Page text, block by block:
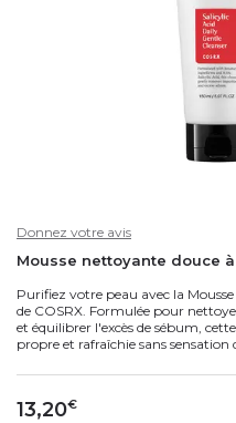
Donnez votre avis
Mousse nettoyante douce
Purifiez votre peau avec la
de COSRX. Formulée pour
et équilibrer l'excès de sébum,
propre et rafraîchie sans sensation
13,20€